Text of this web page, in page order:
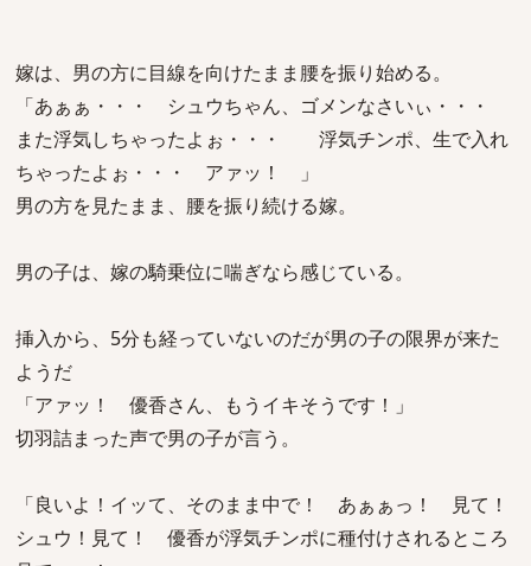
嫁は、男の方に目線を向けたまま腰を振り始める。
「あぁぁ・・・ シュウちゃん、ゴメンなさいぃ・・・
また浮気しちゃったよぉ・・・ 浮気チンポ、生で入れ
ちゃったよぉ・・・ アァッ！ 」
男の方を見たまま、腰を振り続ける嫁。
男の子は、嫁の騎乗位に喘ぎなら感じている。
挿入から、5分も経っていないのだが男の子の限界が来た
ようだ
「アァッ！ 優香さん、もうイキそうです！」
切羽詰まった声で男の子が言う。
「良いよ！イッて、そのまま中で！ あぁぁっ！ 見て！
シュウ！見て！ 優香が浮気チンポに種付けされるところ